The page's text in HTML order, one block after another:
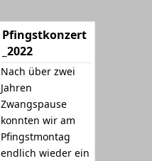
Pfingstkonzert
_2022
Nach über zwei
Jahren
Zwangspause
konnten wir am
Pfingstmontag
endlich wieder ein